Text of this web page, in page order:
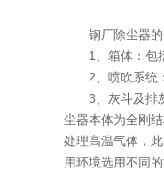
钢厂除尘器的
1、箱体：包括
2、喷吹系统：
3、灰斗及排灰
尘器本体为全刚
处理高温气体，
用环境选用不同